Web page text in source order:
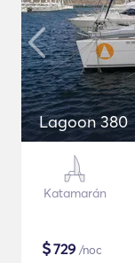
Lagoon 380
Katamarán
$729 /noc